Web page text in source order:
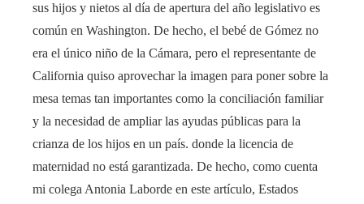
sus hijos y nietos al día de apertura del año legislativo es
común en Washington. De hecho, el bebé de Gómez no
era el único niño de la Cámara, pero el representante de
California quiso aprovechar la imagen para poner sobre la
mesa temas tan importantes como la conciliación familiar
y la necesidad de ampliar las ayudas públicas para la
crianza de los hijos en un país. donde la licencia de
maternidad no está garantizada. De hecho, como cuenta
mi colega Antonia Laborde en este artículo, Estados